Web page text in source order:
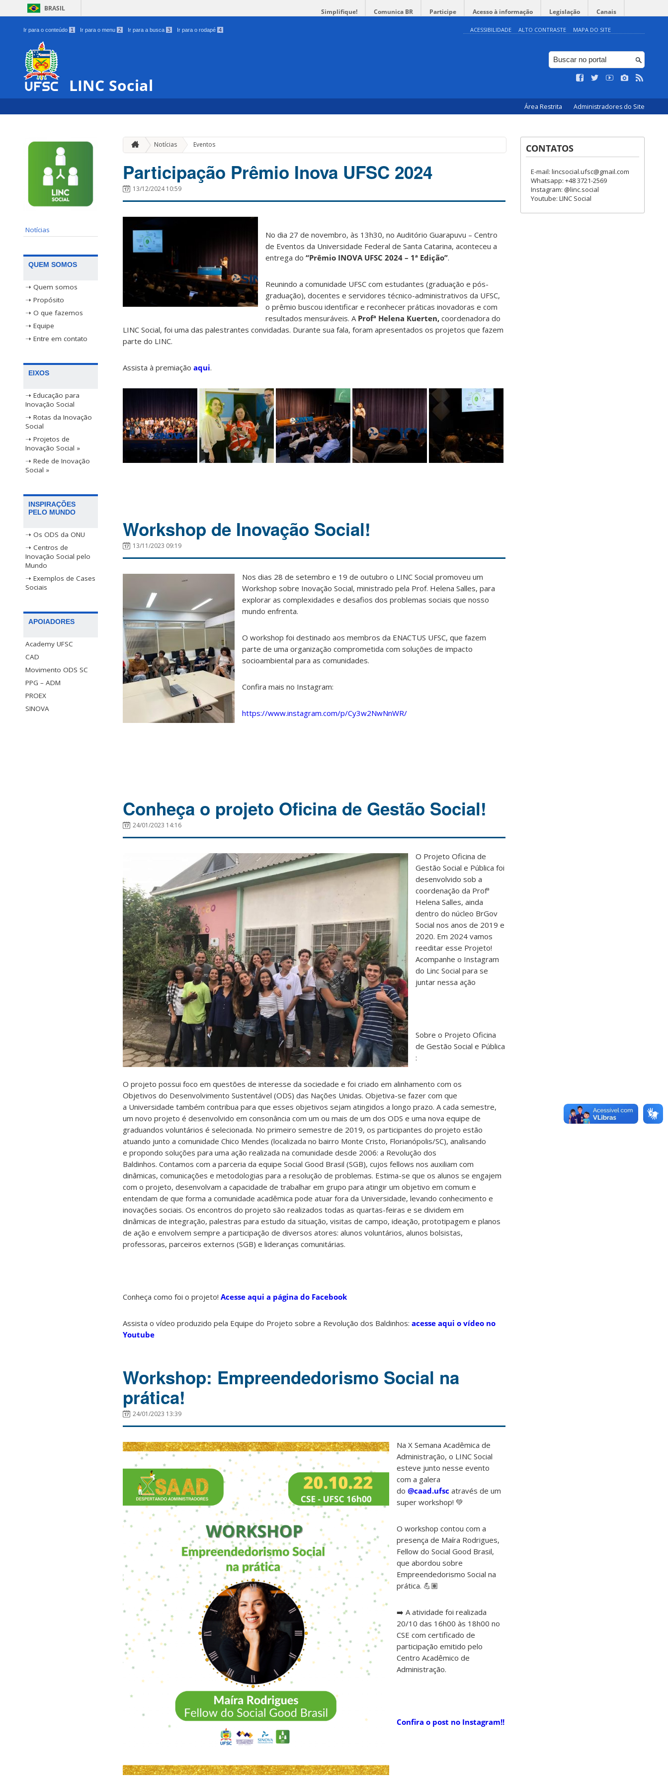
BRASIL Simplifique! Comunica BR Participe Acesso à informação Legislação Canais
Ir para o conteúdo 1 Ir para o menu 2 Ir para a busca 3 Ir para o rodapé 4 ACESSIBILIDADE ALTO CONTRASTE MAPA DO SITE
LINC Social
Área Restrita Administradores do Site
Notícias
QUEM SOMOS
➝ Quem somos
➝ Propósito
➝ O que fazemos
➝ Equipe
➝ Entre em contato
EIXOS
➝ Educação para
Inovação Social
➝ Rotas da Inovação
Social
➝ Projetos de
Inovação Social »
➝ Rede de Inovação
Social »
INSPIRAÇÕES
PELO MUNDO
➝ Os ODS da ONU
➝ Centros de
Inovação Social pelo
Mundo
➝ Exemplos de Cases
Sociais
APOIADORES
Academy UFSC
CAD
Movimento ODS SC
PPG – ADM
PROEX
SINOVA
Notícias Eventos
Participação Prêmio Inova UFSC 2024
13/12/2024 10:59
No dia 27 de novembro, às 13h30, no Auditório Guarapuvu – Centro
de Eventos da Universidade Federal de Santa Catarina, aconteceu a
entrega do “Prêmio INOVA UFSC 2024 – 1ª Edição”.
Reunindo a comunidade UFSC com estudantes (graduação e pós-
graduação), docentes e servidores técnico-administrativos da UFSC,
o prêmio buscou identificar e reconhecer práticas inovadoras e com
resultados mensuráveis. AProfª Helena Kuerten, coordenadora do
LINC Social, foi uma das palestrantes convidadas. Durante sua fala, foram apresentados os projetos que fazem
parte do LINC.
Assista à premiação aqui.
Workshop de Inovação Social!
13/11/2023 09:19
Nos dias 28 de setembro e 19 de outubro o LINC Social promoveu um
Workshop sobre Inovação Social, ministrado pela Prof. Helena Salles, para
explorar as complexidades e desafios dos problemas sociais que nosso
mundo enfrenta.
O workshop foi destinado aos membros da ENACTUS UFSC, que fazem
parte de uma organização comprometida com soluções de impacto
socioambiental para as comunidades.
Confira mais no Instagram:
https://www.instagram.com/p/Cy3w2NwNnWR/
Conheça o projeto Oficina de Gestão Social!
24/01/2023 14:16
O Projeto Oficina de
Gestão Social e Pública foi
desenvolvido sob a
coordenação da Profª
Helena Salles, ainda
dentro do núcleo BrGov
Social nos anos de 2019 e
2020. Em 2024 vamos
reeditar esse Projeto!
Acompanhe o Instagram
do Linc Social para se
juntar nessa ação
Sobre o Projeto Oficina
de Gestão Social e Pública
:
O projeto possui foco em questões de interesse da sociedade e foi criado em alinhamento com os
Objetivos do Desenvolvimento Sustentável (ODS) das Nações Unidas. Objetiva-se fazer com que
a Universidade também contribua para que esses objetivos sejam atingidos a longo prazo. A cada semestre,
um novo projeto é desenvolvido em consonância com um ou mais de um dos ODS e uma nova equipe de
graduandos voluntários é selecionada. No primeiro semestre de 2019, os participantes do projeto estão
atuando junto a comunidade Chico Mendes (localizada no bairro Monte Cristo, Florianópolis/SC), analisando
e propondo soluções para uma ação realizada na comunidade desde 2006: a Revolução dos
Baldinhos. Contamos com a parceria da equipe Social Good Brasil (SGB), cujos fellows nos auxiliam com
dinâmicas, comunicações e metodologias para a resolução de problemas. Estima-se que os alunos se engajem
com o projeto, desenvolvam a capacidade de trabalhar em grupo para atingir um objetivo em comum e
entendam de que forma a comunidade acadêmica pode atuar fora da Universidade, levando conhecimento e
inovações sociais. Os encontros do projeto são realizados todas as quartas-feiras e se dividem em
dinâmicas de integração, palestras para estudo da situação, visitas de campo, ideação, prototipagem e planos
de ação e envolvem sempre a participação de diversos atores: alunos voluntários, alunos bolsistas,
professoras, parceiros externos (SGB) e lideranças comunitárias.
Conheça como foi o projeto! Acesse aqui a página do Facebook
Assista o vídeo produzido pela Equipe do Projeto sobre a Revolução dos Baldinhos: acesse aqui o vídeo no
Youtube
Workshop: Empreendedorismo Social na
prática!
24/01/2023 13:39
Na X Semana Acadêmica de
Administração, o LINC Social
esteve junto nesse evento
com a galera
do @caad.ufsc através de um
super workshop! 💚
O workshop contou com a
presença de Maíra Rodrigues,
Fellow do Social Good Brasil,
que abordou sobre
Empreendedorismo Social na
prática. 💪🏽
➡️ A atividade foi realizada
20/10 das 16h00 às 18h00 no
CSE com certificado de
participação emitido pelo
Centro Acadêmico de
Administração.
Confira o post no Instagram!!
CONTATOS
E-mail: lincsocial.ufsc@gmail.com
Whatsapp: +48 3721-2569
Instagram: @linc.social
Youtube: LINC Social